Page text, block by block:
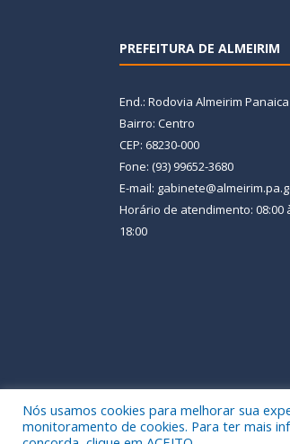
PREFEITURA DE ALMEIRIM
End.: Rodovia Almeirim Panaica
Bairro: Centro
CEP: 68230-000
Fone: (93) 99652-3680
E-mail:
Horário de atendimento: 08:00
18:00
Todos os direitos reservados
Nós usamos cookies para melhorar sua
monitoramento de cookies. Para ter mais